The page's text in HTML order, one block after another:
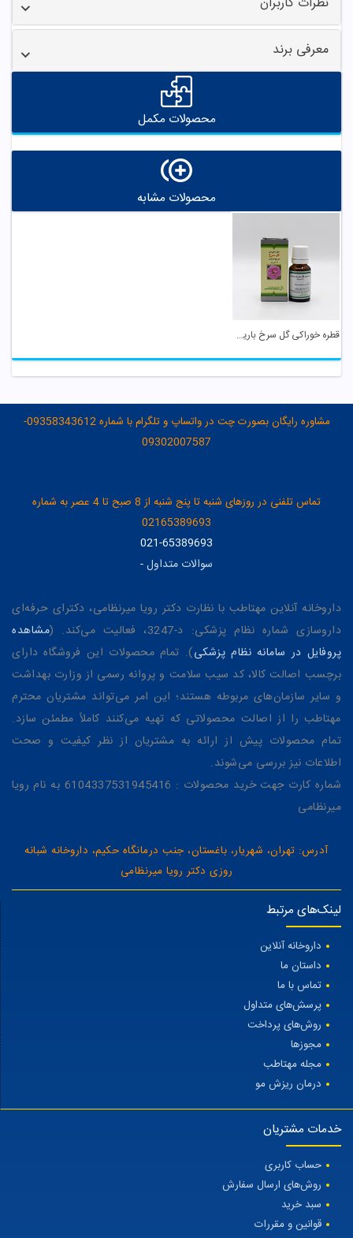
معرفی برند
محصولات مکمل
محصولات مشابه
قطره خوراکی گل سرخ باریج اسانس
مشاوره رایگان بصورت چت در واتساپ و تلگرام با شماره 09358343612-
09302007587
تماس تلفنی در روزهای شنبه تا پنج شنبه از 8 صبح تا 4 عصر به شماره
02165389693
021-65389693
سوالات متداول-
داروخانه آنلاین مهتاطب با نظارت دکتر رویا میرنظامی، دکترای حرفه‌ای
داروسازی شماره نظام پزشکی: د-3247، فعالیت می‌کند. (
مشاهده
پروفایل در سامانه نظام پزشکی). تمام محصولات این فروشگاه دارای
برچسب اصالت کالا، کد سیب سلامت و پروانه رسمی از وزارت بهداشت
و سایر سازمان‌های مربوطه هستند؛ این امر می‌تواند مشتریان محترم
مهتاطب را از اصالت محصولاتی که تهیه می‌کنند کاملاً مطمئن سازد.
تمام محصولات پیش از ارائه به مشتریان از نظر کیفیت و صحت
اطلاعات نیز بررسی می‌شوند.
شماره کارت جهت خرید محصولات : 6104337531945416 به نام رویا
میرنظامی
آدرس: تهران، شهریار، باغستان، جنب درمانگاه حکیم، داروخانه شبانه
روزی دکتر رویا میرنظامی
لینک‌های مرتبط
داروخانه آنلاین
داستان ما
تماس با ما
پرسش‌های متداول
روش‌های پرداخت
مجوزها
مجله مهتاطب
درمان ریزش مو
خدمات مشتریان
حساب کاربری
روش‌های ارسال سفارش
سبد خرید
قوانین و مقررات